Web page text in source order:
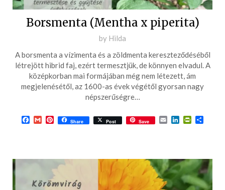
Borsmenta (Mentha x piperita)
Posted
on
2016-
04-
29
by Hilda
A borsmenta a vízimenta és a zöldmenta kereszteződéséből
létrejött hibrid faj, ezért termesztjük, de könnyen elvadul. A
középkorban mai formájában még nem létezett, ám
megjelenésétől, az 1600-as évek végétől gyorsan nagy
népszerűségre…
Facebook
GmailPinterest
Share Post Save EmailLinkedIn